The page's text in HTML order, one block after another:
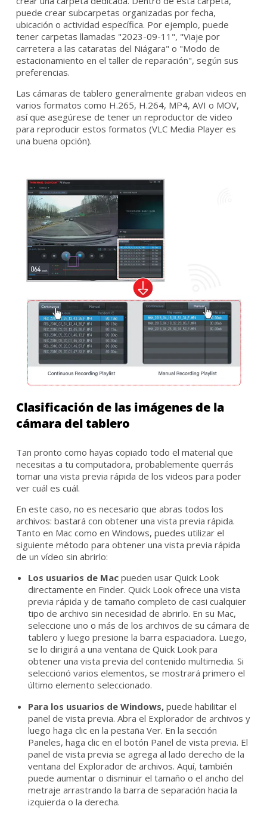
puede crear subcarpetas organizadas por fecha,
ubicación o actividad específica. Por ejemplo, puede
tener carpetas llamadas "2023-09-11", "Viaje por
carretera a las cataratas del Niágara" o "Modo de
estacionamiento en el taller de reparación", según sus
preferencias.
Las cámaras de tablero generalmente graban videos en
varios formatos como H.265, H.264, MP4, AVI o MOV,
así que asegúrese de tener un reproductor de video
para reproducir estos formatos (VLC Media Player es
una buena opción).
Clasificación de las imágenes de la
cámara del tablero
Tan pronto como hayas copiado todo el material que
necesitas a tu computadora, probablemente querrás
tomar una vista previa rápida de los videos para poder
ver cuál es cuál.
En este caso, no es necesario que abras todos los
archivos: bastará con obtener una vista previa rápida.
Tanto en Mac como en Windows, puedes utilizar el
siguiente método para obtener una vista previa rápida
de un vídeo sin abrirlo:
Los usuarios de Mac pueden usar Quick Look
directamente en Finder. Quick Look ofrece una vista
previa rápida y de tamaño completo de casi cualquier
tipo de archivo sin necesidad de abrirlo. En su Mac,
seleccione uno o más de los archivos de su cámara de
tablero y luego presione la barra espaciadora. Luego,
se lo dirigirá a una ventana de Quick Look para
obtener una vista previa del contenido multimedia. Si
seleccionó varios elementos, se mostrará primero el
último elemento seleccionado.
Para los usuarios de Windows, puede habilitar el
panel de vista previa. Abra el Explorador de archivos y
luego haga clic en la pestaña Ver. En la sección
Paneles, haga clic en el botón Panel de vista previa. El
panel de vista previa se agrega al lado derecho de la
ventana del Explorador de archivos. Aquí, también
puede aumentar o disminuir el tamaño o el ancho del
metraje arrastrando la barra de separación hacia la
izquierda o la derecha.